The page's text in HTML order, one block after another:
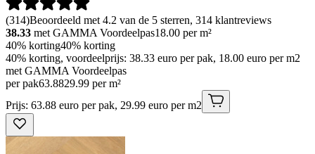
(314)Beoordeeld met 4.2 van de 5 sterren, 314 klantreviews
38.33 met GAMMA Voordeelpas18.00 per m²
40% korting40% korting
40% korting, voordeelprijs: 38.33 euro per pak, 18.00 euro per m2
met GAMMA Voordeelpas
per pak63.8829.99 per m²
Prijs: 63.88 euro per pak, 29.99 euro per m2